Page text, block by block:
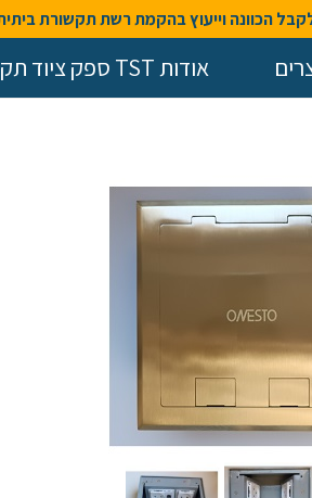
הכוונה וייעוץ בהקמת רשת תקשורת ביתית 053-333-6579 / 058-40-42-
אודות TST ספק ציוד תקשורת